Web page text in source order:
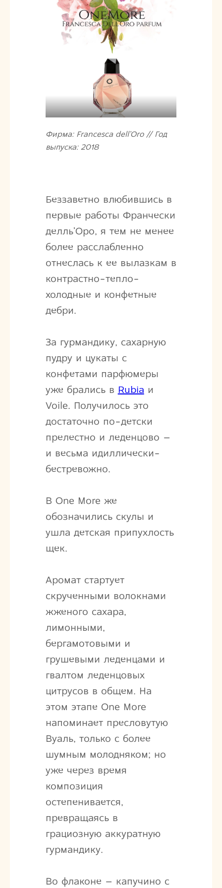
Фирма: Francesca dell’Oro // Год
выпуска: 2018
Беззаветно влюбившись в
первые работы Франчески
делль’Оро, я тем не менее
более расслабленно
отнеслась к ее вылазкам в
контрастно-тепло-
холодные и конфетные
дебри.
За гурмандику, сахарную
пудру и цукаты с
конфетами парфюмеры
уже брались в Rubia и
Voile. Получилось это
достаточно по-детски
прелестно и леденцово –
и весьма идиллически-
бестревожно.
В One More же
обозначились скулы и
ушла детская припухлость
щек.
Аромат стартует
скрученными волокнами
жженого сахара,
лимонными,
бергамотовыми и
грушевыми леденцами и
гвалтом леденцовых
цитрусов в общем. На
этом этапе One More
напоминает пресловутую
Вуаль, только с более
шумным молодняком; но
уже через время
композиция
остепенивается,
превращаясь в
грациозную аккуратную
гурмандику.
Во флаконе – капучино с